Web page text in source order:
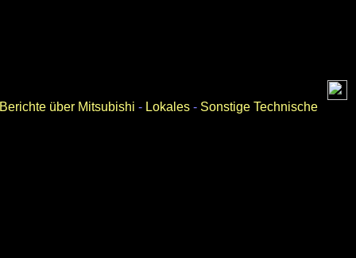
über Mitsubishi - Lokales- Sonstige Technische